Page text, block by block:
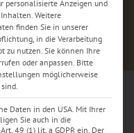
in
personalisierte Anzeigen und
Inhalten. Weitere
finden Sie in unserer
in die Verarbeitung
zu nutzen. Sie können Ihre
oder anpassen. Bitte
möglicherweise
Daten in den USA. Mit Ihrer
Sie auch in die
49 (1) lit. a GDPR ein. Der